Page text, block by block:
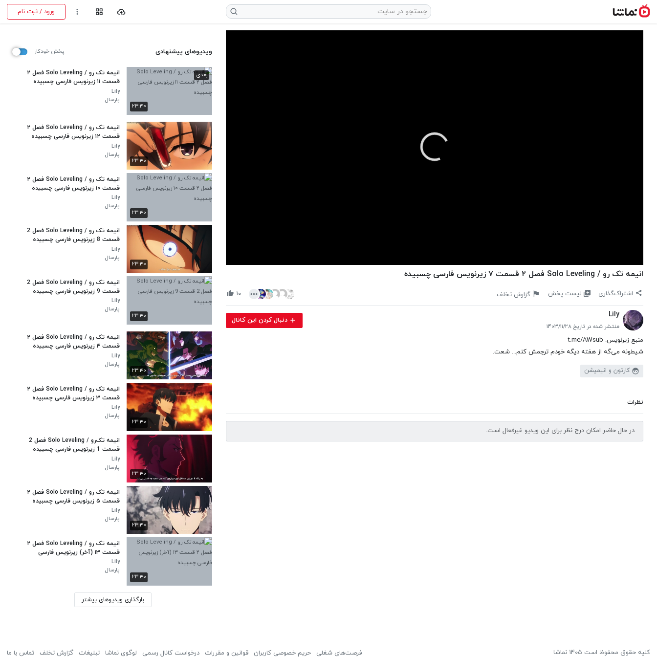
ورود / ثبت نام
انیمه تک رو / Solo Leveling فصل ۲ قسمت ۷ زیرنویس فارسی چسبیده
اشتراک‌گذاری لیست پخش گزارش تخلف ۱۰
Lily
منتشر شده در تاریخ ۱۴۰۳/۱۱/۲۸
دنبال کردن این کانال
منبع زیرنویس: t.me/AWsub
شیطونه می‌گه از هفته دیگه خودم ترجمش کنم... شعت.
کارتون و انیمیشن
نظرات
در حال حاضر امکان درج نظر برای این ویدیو غیرفعال است.
ویدیوهای پیشنهادی پخش خودکار
۲۳:۴۰
بعدی
انیمه تک رو / Solo Leveling فصل ۲
قسمت ۱۱ زیرنویس فارسی چسبیده
Lily
پارسال
۲۳:۴۰
انیمه تک رو / Solo Leveling فصل ۲
قسمت ۱۲ زیرنویس فارسی چسبیده
Lily
پارسال
۲۳:۴۰
انیمه تک رو / Solo Leveling فصل ۲
قسمت ۱۰ زیرنویس فارسی چسبیده
Lily
پارسال
۲۳:۴۰
انیمه تک رو / Solo Leveling فصل 2
قسمت 8 زیرنویس فارسی چسبیده
Lily
پارسال
۲۳:۴۰
انیمه تک رو / Solo Leveling فصل 2
قسمت 9 زیرنویس فارسی چسبیده
Lily
پارسال
۲۳:۴۰
انیمه تک رو / Solo Leveling فصل ۲
قسمت ۴ زیرنویس فارسی چسبیده
Lily
پارسال
۲۳:۴۰
انیمه تک رو / Solo Leveling فصل ۲
قسمت ۳ زیرنویس فارسی چسبیده
Lily
پارسال
۲۳:۴۰
انیمه تک‌رو / Solo Leveling فصل 2
قسمت 1 زیرنویس فارسی چسبیده
Lily
پارسال
۲۳:۴۰
انیمه تک رو / Solo Leveling فصل ۲
قسمت ۵ زیرنویس فارسی چسبیده
Lily
پارسال
۲۳:۴۰
انیمه تک رو / Solo Leveling فصل ۲
قسمت ۱۳ (آخر) زیرنویس فارسی
چسبیده
Lily
پارسال
بارگذاری ویدیوهای بیشتر
کلیه حقوق محفوظ است ۱۴۰۵ نماشا فرصت‌های شغلی حریم خصوصی کاربران قوانین و مقررات درخواست کانال رسمی لوگوی نماشا تبلیغات گزارش تخلف تماس با ما